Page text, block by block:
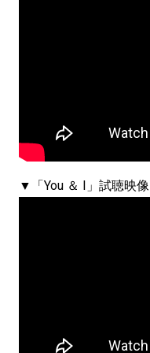
▼「You ＆ I」試聴映像